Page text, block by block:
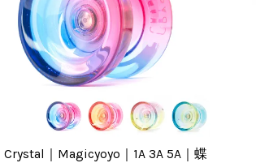
Crystal｜Magicyoyo｜1A 3A 5A｜蝶